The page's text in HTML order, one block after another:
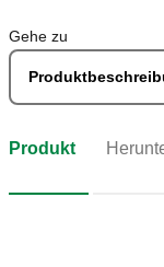
Gehe zu
Produkt